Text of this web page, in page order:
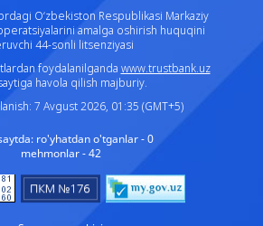
O‘zbekiston Respublikasi Markaziy
amalga oshirish huquqini
44-sonli litsenziyasi
foydalanilganda www.trustbank.uz
havola qilish majburiy.
7 Avgust 2026, 01:35 (GMT+5)
ro'yhatdan o'tganlar - 0
mehmonlar - 42